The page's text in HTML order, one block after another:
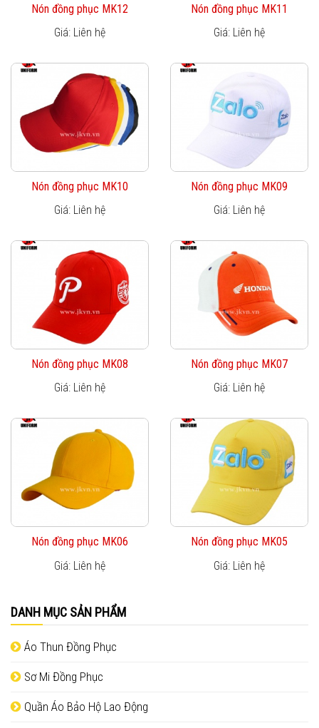
DANH MỤC SẢN PHẨM
Áo Thun Đồng Phục
Sơ Mi Đồng Phục
Quần Áo Bảo Hộ Lao Động
Nón đồng phục MK12
Giá: Liên hệ
Nón đồng phục MK11
Giá: Liên hệ
Nón đồng phục MK10
Giá: Liên hệ
Nón đồng phục MK09
Giá: Liên hệ
Nón đồng phục MK08
Giá: Liên hệ
Nón đồng phục MK07
Giá: Liên hệ
Nón đồng phục MK06
Giá: Liên hệ
Nón đồng phục MK05
Giá: Liên hệ